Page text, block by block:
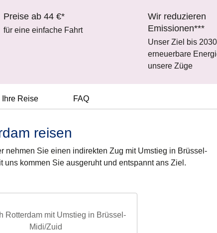
Preise ab 44 €*
für eine einfache Fahrt
Wir reduzieren
Emissionen***
Unser Ziel bis
erneuerbare
unsere Züge
Ihre Reise FAQ
reisen
nehmen Sie einen indirekten Zug mit Umstieg in Brüssel-
kommen Sie ausgeruht und entspannt ans Ziel.
Rotterdam mit Umstieg in Brüssel-
Midi/Zuid